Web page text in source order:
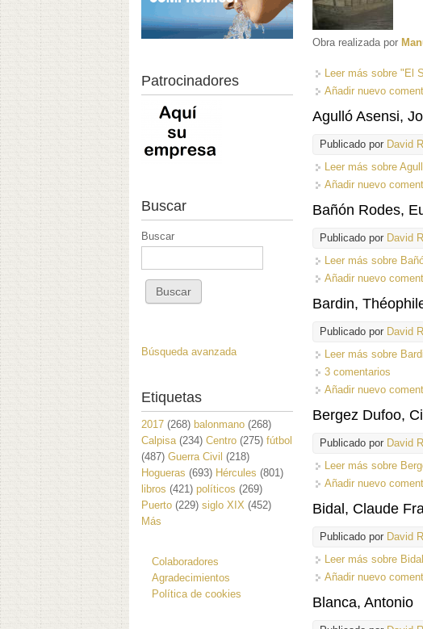
Obra realizada por
Leer más sobre "El
Añadir nuevo
Agulló Asensi,
Publicado por David
Leer más sobre
Añadir nuevo
Bañón Rodes,
Publicado por David
Leer más sobre
Añadir nuevo
Bardin,
Publicado por David
Leer más sobre
3 comentarios
Añadir nuevo
Bergez Dufoo,
Publicado por David
Leer más sobre
Añadir nuevo
Bidal, Claude
Publicado por David
Leer más sobre
Añadir nuevo
Blanca, Antonio
Patrocinadores
Buscar
Buscar
Búsqueda avanzada
Etiquetas
2017 (268) balonmano (268)
Calpisa (234) Centro (275) fútbol
(487) Guerra Civil (218)
Hogueras (693) Hércules (801)
libros (421) políticos (269)
Puerto (229) siglo XIX (452)
Más
Colaboradores
Agradecimientos
Política de cookies